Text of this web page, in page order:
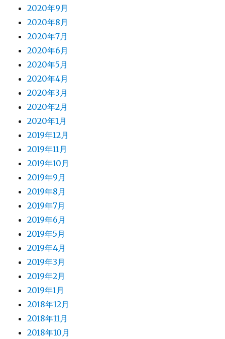
2020年9月
2020年8月
2020年7月
2020年6月
2020年5月
2020年4月
2020年3月
2020年2月
2020年1月
2019年12月
2019年11月
2019年10月
2019年9月
2019年8月
2019年7月
2019年6月
2019年5月
2019年4月
2019年3月
2019年2月
2019年1月
2018年12月
2018年11月
2018年10月